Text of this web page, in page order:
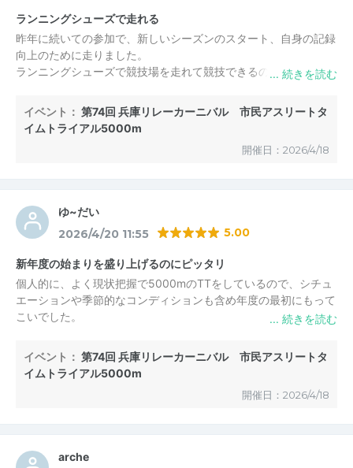
ランニングシューズで走れる
昨年に続いての参加で、新しいシーズンのスタート、自身の記録
向上のために走りました。
ランニングシューズで競技場を走れて競技できるのがオススメ
イベント： 第74回 兵庫リレーカーニバル 市民アスリートタ
イムトライアル5000m
開催日：2026/4/18
ゆ~だい
2026/4/20 11:55 5.00
新年度の始まりを盛り上げるのにピッタリ
個人的に、よく現状把握で5000mのTTをしているので、シチュ
エーションや季節的なコンディションも含め年度の最初にもって
こいでした。
厚底参加も可能な所がよかったです。
メインはマラソンなのですが、5000mのタイムはかなり重要視
しているので、来年も必ず参加したいです。
イベント： 第74回 兵庫リレーカーニバル 市民アスリートタ
イムトライアル5000m
開催日：2026/4/18
arche